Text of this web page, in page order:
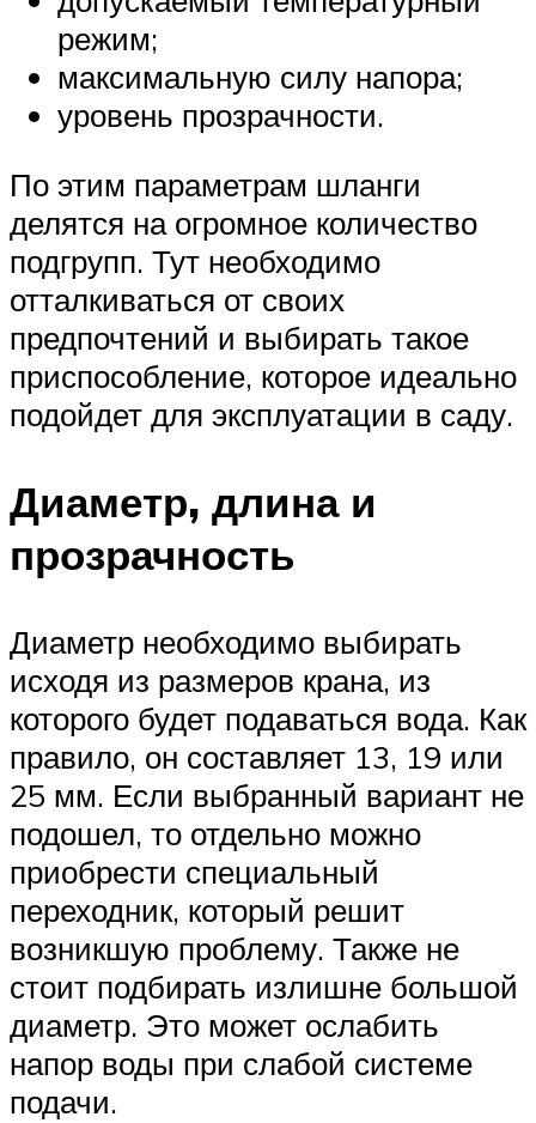
режим;
максимальную силу напора;
уровень прозрачности.
По этим параметрам шланги
делятся на огромное количество
подгрупп. Тут необходимо
отталкиваться от своих
предпочтений и выбирать такое
приспособление, которое идеально
подойдет для эксплуатации в саду.
Диаметр, длина и
прозрачность
Диаметр необходимо выбирать
исходя из размеров крана, из
которого будет подаваться вода. Как
правило, он составляет 13, 19 или
25 мм. Если выбранный вариант не
подошел, то отдельно можно
приобрести специальный
переходник, который решит
возникшую проблему. Также не
стоит подбирать излишне большой
диаметр. Это может ослабить
напор воды при слабой системе
подачи.